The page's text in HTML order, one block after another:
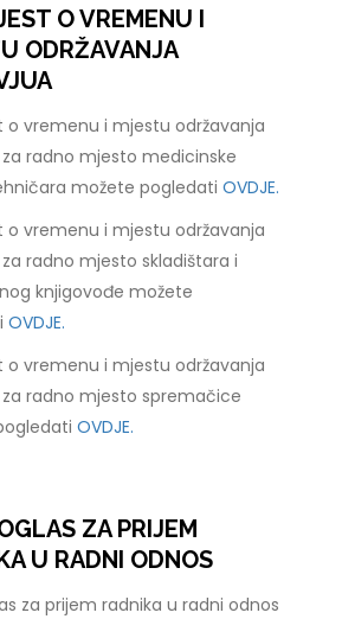
O VREMENU I
ODRŽAVANJA
o vremenu i mjestu održavanja
radno mjesto medicinske
možete pogledatiOVDJE.
o vremenu i mjestu održavanja
radno mjesto skladištara i
knjigovođe možete
OVDJE.
o vremenu i mjestu održavanja
radno mjesto spremačice
OVDJE.
ZA PRIJEM
U RADNI ODNOS
za prijem radnika u radni odnos